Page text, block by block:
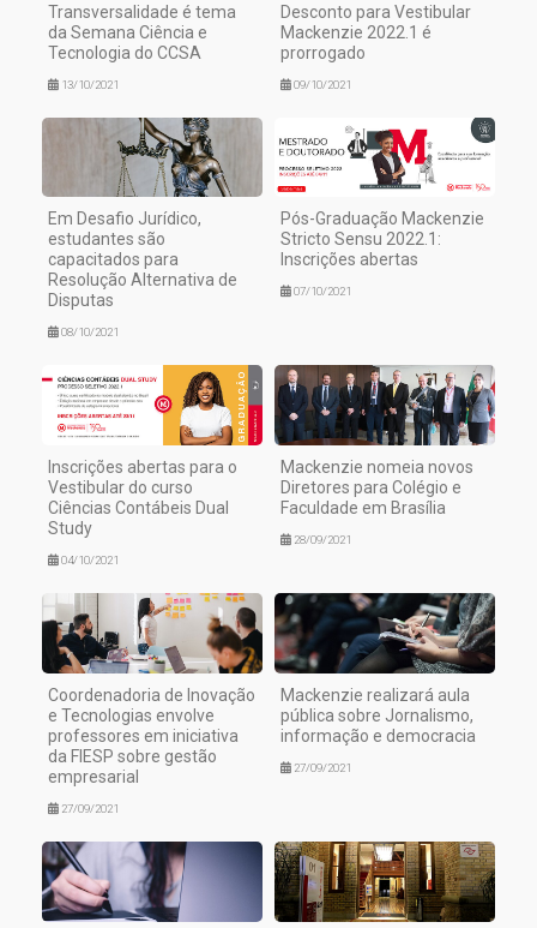
Transversalidade é tema
da Semana Ciência e
Tecnologia do CCSA
13/10/2021
Desconto para Vestibular
Mackenzie 2022.1 é
prorrogado
09/10/2021
Em Desafio Jurídico,
estudantes são
capacitados para
Resolução Alternativa de
Disputas
08/10/2021
Pós-Graduação Mackenzie
Stricto Sensu 2022.1:
Inscrições abertas
07/10/2021
Inscrições abertas para o
Vestibular do curso
Ciências Contábeis Dual
Study
04/10/2021
Mackenzie nomeia novos
Diretores para Colégio e
Faculdade em Brasília
28/09/2021
Coordenadoria de Inovação
e Tecnologias envolve
professores em iniciativa
da FIESP sobre gestão
empresarial
27/09/2021
Mackenzie realizará aula
pública sobre Jornalismo,
informação e democracia
27/09/2021